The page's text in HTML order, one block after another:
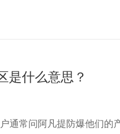
是什么意思？
通常问阿凡提防爆他们的